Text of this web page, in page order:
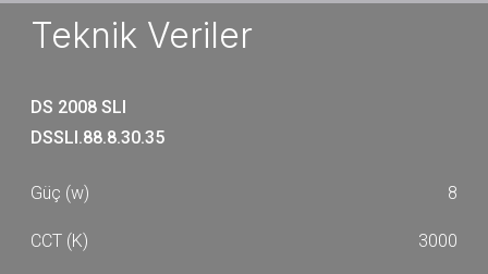
Teknik Veriler
DS 2008 SLI
DSSLI.88.8.30.35
8
3000